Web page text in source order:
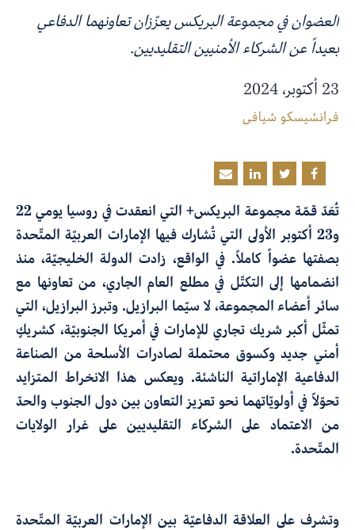
العضوان في مجموعة البريكس يعزّزان تعاونهما الدفاعي
بعيداً عن الشركاء الأمنيين التقليديين.
23 أكتوبر، 2024
فرانشيسكو شيافي
تُعَدّ قمّة مجموعة البريكس+ التي انعقدت في روسيا يومي 22
و23 أكتوبر الأولى التي تُشارك فيها الإمارات العربيّة المتّحدة
بصفتها عضواً كاملاً. في الواقع، زادت الدولة الخليجيّة، منذ
انضمامها إلى التكتّل في مطلع العام الجاري، من تعاونها مع
سائر أعضاء المجموعة، لا سيّما البرازيل. وتبرز البرازيل، التي
تمثّل أكبر شريك تجاري للإمارات في أمريكا الجنوبيّة، كشريكٍ
أمني جديد وكسوق محتملة لصادرات الأسلحة من الصناعة
الدفاعية الإماراتية الناشئة. ويعكس هذا الانخراط المتزايد
تحوّلاً في أولويّاتهما نحو تعزيز التعاون بين دول الجنوب والحدّ
من الاعتماد على الشركاء التقليديين على غرار الولايات
المتّحدة.
وتشرف على العلاقة الدفاعيّة بين الإمارات العربيّة المتّحدة